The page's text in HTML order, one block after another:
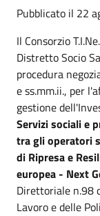
Pubblicato il 22
Il Consorzio
Distretto Socio
procedura
e ss.mm.ii., per
gestione
Servizi sociali e
tra gli operatori
di Ripresa e
europea - Next
Direttoriale n.98
Lavoro e delle